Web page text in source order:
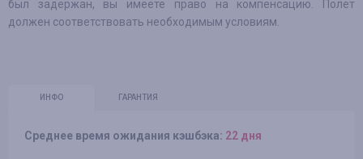
был задержан, вы имеете право на компенсацию. Полет
должен соответствовать необходимым условиям.
ИНФО ГАРАНТИЯ
Среднее время ожидания кэшбэка: 22 дня